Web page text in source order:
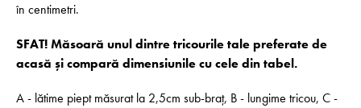
în centimetri.
SFAT! Măsoară unul dintre tricourile tale preferate de
acasă și compară dimensiunile cu cele din tabel.
A - lătime piept măsurat la 2,5cm sub-braț, B - lungime tricou, C -